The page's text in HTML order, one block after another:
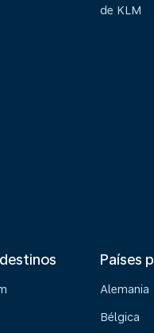
de KLM
Países
Alemania
Bélgica